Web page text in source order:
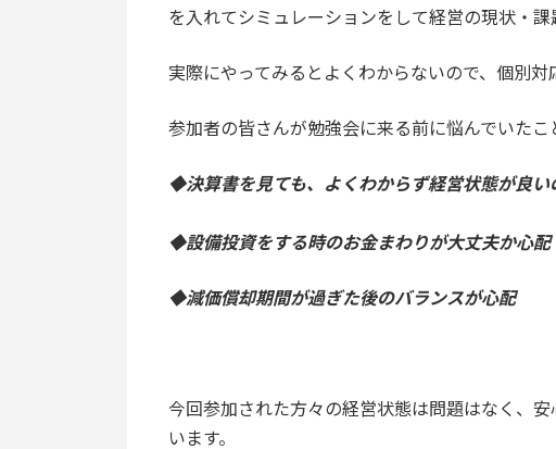
を入れてシミュレーションをして経営の現状・課
実際にやってみるとよくわからないので、個別対
参加者の皆さんが勉強会に来る前に悩んでいたこ
◆決算書を見ても、よくわからず経営状態が良い
◆設備投資をする時のお金まわりが大丈夫か心配
◆減価償却期間が過ぎた後のバランスが心配
今回参加された方々の経営状態は問題はなく、
います。